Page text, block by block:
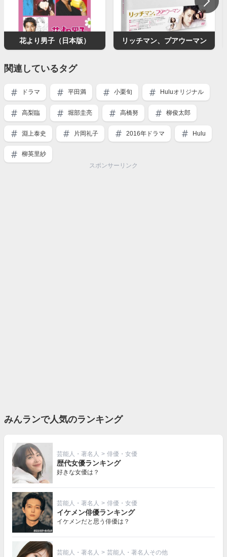
花より男子（日本版） リッチマン、プアウーマン
関連しているタグ
ドラマ 平田満 小栗旬 Huluオリジナル
高梨臨 堀部圭亮 高橋努 柳俊太郎
淵上泰史 片岡礼子 2016年ドラマ Hulu
柳英里紗
スポンサーリンク
みんランで人気のランキング
芸能人・著名人 > 俳優・女優
歴代女優ランキング
好きな女優は？
芸能人・著名人 > 俳優・女優
イケメン俳優ランキング
イケメンだと思う俳優は？
芸能人・著名人 > 芸能人・著名人その他